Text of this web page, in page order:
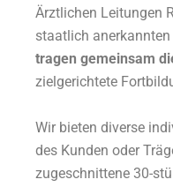
Ärztlichen Leitungen
staatlich
tragen gemeinsam
zielgerichtete
Wir bieten diverse
des Kunden oder
zugeschnittene 30-